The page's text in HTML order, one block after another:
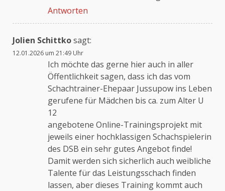
Anti-Spam von CleanTalk
Antworten
Jolien Schittkosagt:
12.01.2026 um 21:49 Uhr
Ich möchte das gerne hier auch in aller
Öffentlichkeit sagen, dass ich das vom
Schachtrainer-Ehepaar Jussupow ins Leben
gerufene für Mädchen bis ca. zum Alter U
12
angebotene Online-Trainingsprojekt mit
jeweils einer hochklassigen Schachspielerin
des DSB ein sehr gutes Angebot finde!
Damit werden sich sicherlich auch weibliche
Talente für das Leistungsschach finden
lassen, aber dieses Training kommt auch